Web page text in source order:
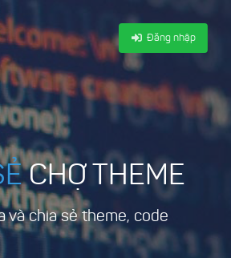
Đăng nhập
CHỢ THEME
và chia sẻ theme, code